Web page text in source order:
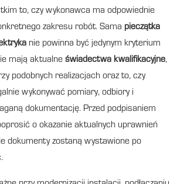
to, czy wykonawca ma odpowiednie
zakresu robót. Sama pieczątka
nie powinna być jedynym kryterium
mają aktualne świadectwa kwalifikacyjne,
podobnych realizacjach oraz to, czy
wykonywać pomiary, odbiory i
dokumentację. Przed podpisaniem
o okazanie aktualnych uprawnień
dokumenty zostaną wystawione po